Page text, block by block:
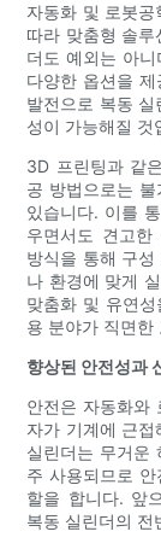
자동화 및 로봇공
따라 맞춤형 솔
더도 예외는 아
다양한 옵션을
발전으로 복동
성이 가능해질 것
3D 프린팅과 같
공 방법으로는
있습니다. 이를
우면서도 견고
방식을 통해 구
나 환경에 맞게
맞춤화 및 유연
용 분야가 직면한
향상된 안전성과
안전은 자동화와
자가 기계에 근
실린더는 무거운
주 사용되므로
할을 합니다. 앞
복동 실린더의 전